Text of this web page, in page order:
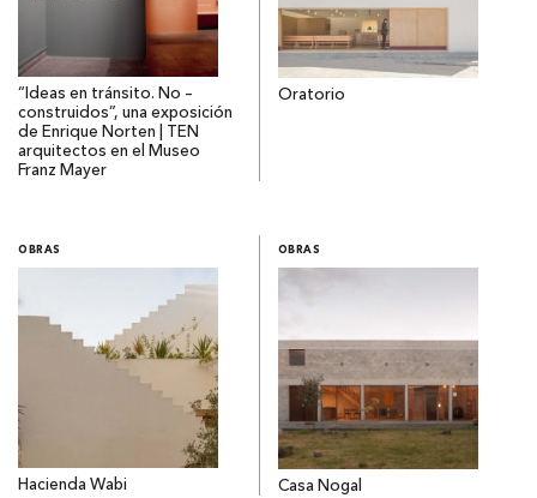
“Ideas en tránsito. No –
construidos”, una exposición
de Enrique Norten | TEN
arquitectos en el Museo
Franz Mayer
Oratorio
OBRAS
Hacienda Wabi
OBRAS
Casa Nogal